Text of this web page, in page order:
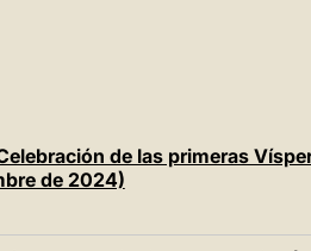
de las primeras
de 2024)